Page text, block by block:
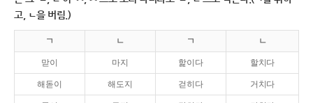
고, ㄴ을 버림.)
ㄱ ㄴ ㄱ ㄴ
맏이 마지 핥이다 할치다
해돋이 해도지 걷히다 거치다